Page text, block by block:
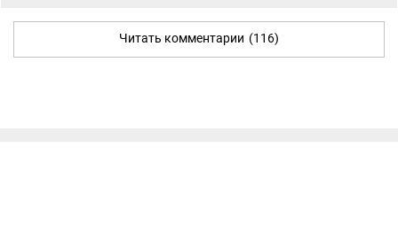
Читать комментарии (116)